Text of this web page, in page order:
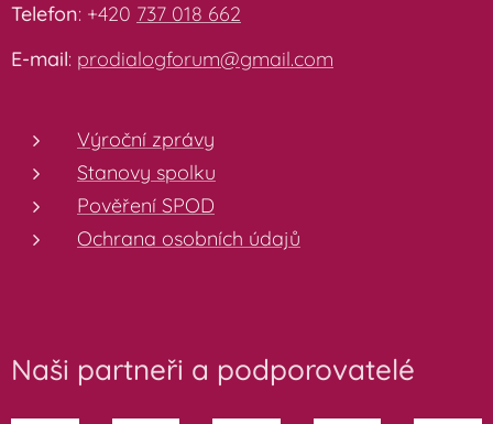
Telefon: +420 737 018 662
E-mail: prodialogforum@gmail.com
Výroční zprávy
Stanovy spolku
Pověření SPOD
Ochrana osobních údajů
Naši partneři a podporovatelé